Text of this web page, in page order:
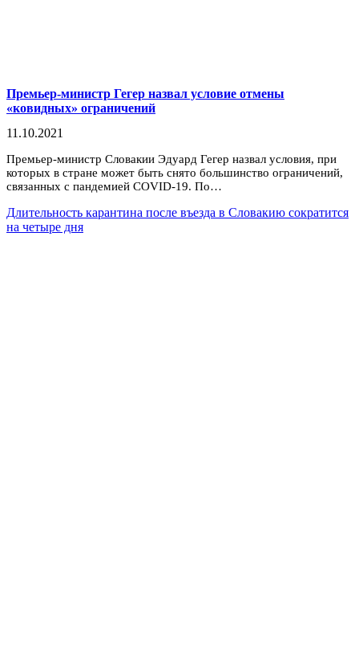
Премьер-министр Гегер назвал условие отмены
«ковидных» ограничений
11.10.2021
Премьер-министр Словакии Эдуард Гегер назвал условия, при
которых в стране может быть снято большинство ограничений,
связанных с пандемией COVID-19. По…
Длительность карантина после въезда в Словакию сократится
на четыре дня